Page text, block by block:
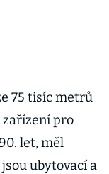
75 tisíc metrů
zařízení pro
let, měl
ubytovací a